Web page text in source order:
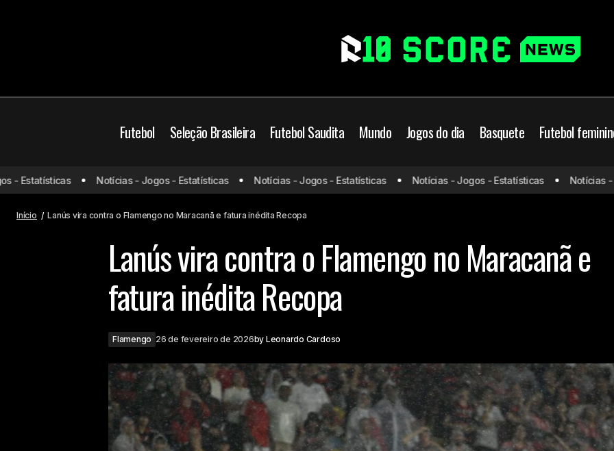
Futebol Seleção Brasileira Futebol Saudita Mundo Jogos do dia Basquete Futebol
Neymar faz golaço, Santos vence, sai
da zona de rebaixamento e coloca o
Vasco na lanterna do Brasileirão
Flamengo Lanús vira contra o Flamengo no Maracanã e fatura inédita
Estatísticas Notícias - Jogos - Estatísticas Notícias - Jogos - Estatísticas Notícias - Jogos - Estatísticas Notícias -
Início Lanús vira contra o Flamengo no Maracanã e fatura inédita Recopa
Lanús vira contra o Flamengo no Maracanã e
fatura inédita Recopa
Flamengo 26 de fevereiro de 2026by Leonardo Cardoso